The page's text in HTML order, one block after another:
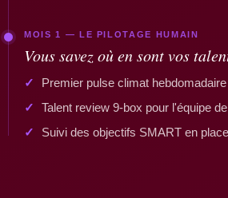
MOIS 1 — LE PILOTAGE HUMAIN
Vous savez où en sont vos
Premier pulse climat
Talent review 9-box pour l'équipe
Suivi des objectifs SMART en